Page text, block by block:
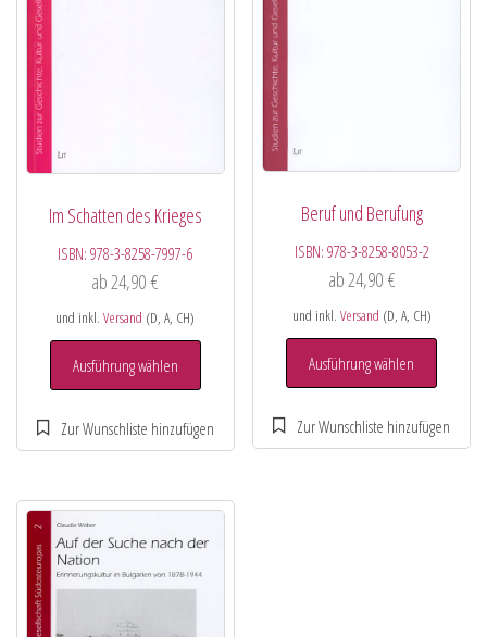
Im Schatten des Krieges
ISBN:978-3-8258-7997-6
ab24,90€
und inkl.Versand (D, A, CH)
Ausführung wählen
Beruf und Berufung
ISBN: 978-3-8258-8053-2
ab24,90 €
und inkl. Versand (D, A, CH)
Ausführung wählen